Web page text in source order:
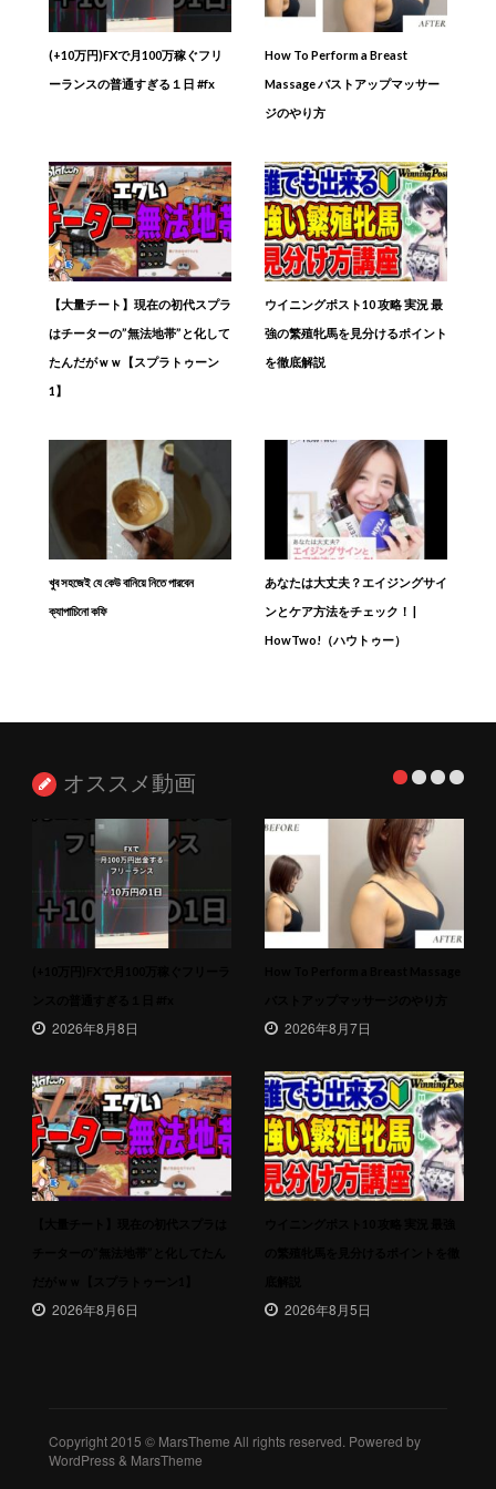
(+10万円)FXで月100万稼ぐフリ
ーランスの普通すぎる１日 #fx
How To Perform a Breast
Massage バストアップマッサー
ジのやり方
【大量チート】現在の初代スプラ
はチーターの”無法地帯”と化して
たんだがｗｗ【スプラトゥーン
1】
ウイニングポスト10 攻略 実況 最
強の繁殖牝馬を見分けるポイント
を徹底解説
খুব সহজেই যে কেউ বানিয়ে নিতে পারবেন
ক্যাপাচিনো কফি
あなたは大丈夫？エイジングサイ
ンとケア方法をチェック！ |
HowTwo!（ハウトゥー）
オススメ動画
2026年8月8日 2026年8月7日
2026年8月6日 2026年8月5日
Copyright 2015 © MarsTheme All rights reserved. Powered by
WordPress & MarsTheme